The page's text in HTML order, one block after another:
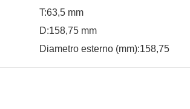
T:63,5 mm
D:158,75 mm
Diametro esterno (mm):158,75